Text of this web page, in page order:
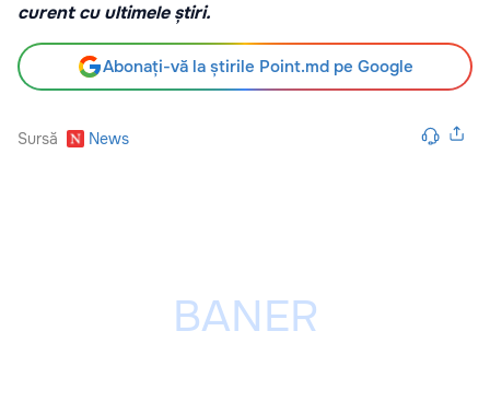
curent cu ultimele știri.
Abonați-vă la știrile Point.md pe Google
Sursă News